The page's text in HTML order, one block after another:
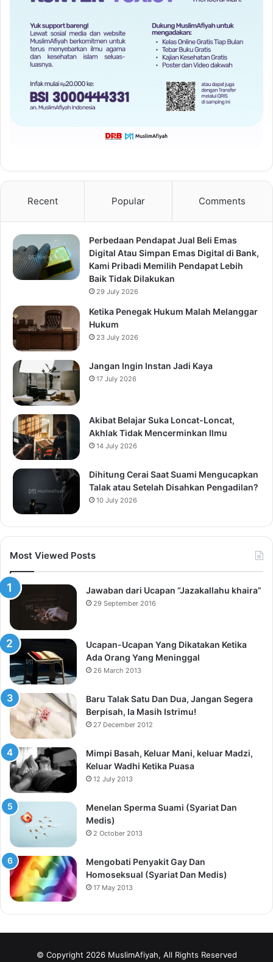
Recent Popular Comments
Perbedaan Pendapat Jual Beli Emas
Digital Atau Simpan Emas Digital di Bank,
Kami Pribadi Memilih Pendapat Lebih
Baik Tidak Dilakukan
29 July 2026
Ketika Penegak Hukum Malah Melanggar
Hukum
23 July 2026
Jangan Ingin Instan Jadi Kaya
17 July 2026
Akibat Belajar Suka Loncat-Loncat,
Akhlak Tidak Mencerminkan Ilmu
14 July 2026
Dihitung Cerai Saat Suami Mengucapkan
Talak atau Setelah Disahkan Pengadilan?
10 July 2026
Most Viewed Posts
Jawaban dari Ucapan “Jazakallahu khaira”
29 September 2016
Ucapan-Ucapan Yang Dikatakan Ketika
Ada Orang Yang Meninggal
26 March 2013
Baru Talak Satu Dan Dua, Jangan Segera
Berpisah, Ia Masih Istrimu!
27 December 2012
Mimpi Basah, Keluar Mani, keluar Madzi,
Keluar Wadhi Ketika Puasa
12 July 2013
Menelan Sperma Suami (Syariat Dan
Medis)
2 October 2013
Mengobati Penyakit Gay Dan
Homoseksual (Syariat Dan Medis)
17 May 2013
© Copyright 2026 MuslimAfiyah, All Rights Reserved